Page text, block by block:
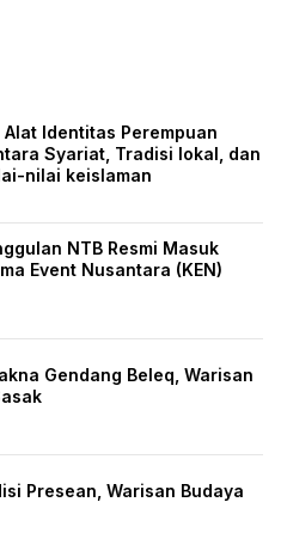
Alat Identitas Perempuan
Syariat, Tradisi lokal, dan
nilai keislaman
NTB Resmi Masuk
Event Nusantara (KEN)
Gendang Beleq, Warisan
Presean, Warisan Budaya